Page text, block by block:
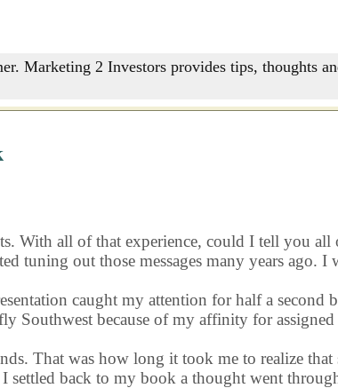
Marketing 2 Investors provides tips, thoughts
With all of that experience, could I tell you
tuning out those messages many years
caught my attention for half a
Southwest because of my affinity for assigned
That was how long it took me to realize
settled back to my book a thought went